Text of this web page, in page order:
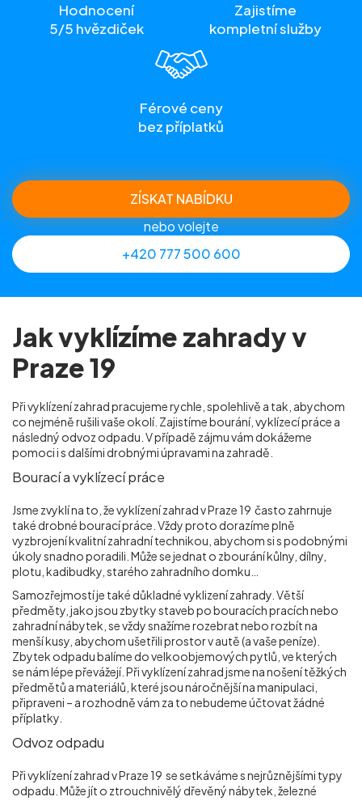
Hodnocení
5/5 hvězdiček
Zajistíme
kompletní služby
Férové ceny
bez příplatků
ZÍSKAT NABÍDKU
nebo volejte
+420 777 500 600
Jak vyklízíme zahrady v
Praze 19
Při vyklízení zahrad pracujeme rychle, spolehlivě a tak, abychom
co nejméně rušili vaše okolí. Zajistíme bourání, vyklízecí práce a
následný odvoz odpadu. V případě zájmu vám dokážeme
pomoci i s dalšími drobnými úpravami na zahradě.
Bourací a vyklízecí práce
Jsme zvyklí na to, že vyklízení zahrad v Praze 19 často zahrnuje
také drobné bourací práce. Vždy proto dorazíme plně
vyzbrojení kvalitní zahradní technikou, abychom si s podobnými
úkoly snadno poradili. Může se jednat o zbourání kůlny, dílny,
plotu, kadibudky, starého zahradního domku…
Samozřejmostí je také důkladné vyklizení zahrady. Větší
předměty, jako jsou zbytky staveb po bouracích pracích nebo
zahradní nábytek, se vždy snažíme rozebrat nebo rozbít na
menší kusy, abychom ušetřili prostor v autě (a vaše peníze).
Zbytek odpadu balíme do velkoobjemových pytlů, ve kterých
se nám lépe převážejí. Při vyklízení zahrad jsme na nošení těžkých
předmětů a materiálů, které jsou náročnější na manipulaci,
připraveni – a rozhodně vám za to nebudeme účtovat žádné
příplatky.
Odvoz odpadu
Při vyklízení zahrad v Praze 19 se setkáváme s nejrůznějšími typy
odpadu. Může jít o ztrouchnivělý dřevěný nábytek, železné